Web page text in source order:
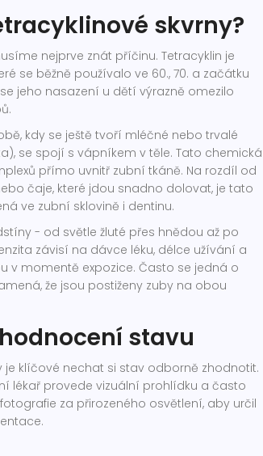
skvrny?
nejprve znát příčinu. Tetracyklin je
se běžně používalo ve 60., 70. a začátku
jeho nasazení u dětí výrazně omezilo
kdy se ještě tvoří mléčné nebo trvalé
se spojí s vápníkem v těle. Tato chemická
přímo uvnitř zubní tkáně. Na rozdíl od
čaje, které jdou snadno dolovat, je tato
ve zubní sklovině i dentinu.
- od světle žluté přes hnědou až po
závisí na dávce léku, délce užívání a
v momentě expozice. Často se jedná o
že jsou postiženy zuby na obou
stavu
je klíčové nechat si stav odborně zhodnotit.
lékař provede vizuální prohlídku a často
za přirozeného osvětlení, aby určil